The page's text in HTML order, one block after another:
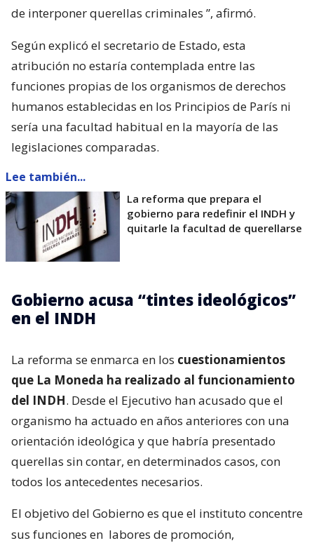
de interponer querellas criminales ”, afirmó.
Según explicó el secretario de Estado, esta
atribución no estaría contemplada entre las
funciones propias de los organismos de derechos
humanos establecidas en los Principios de París ni
sería una facultad habitual en la mayoría de las
legislaciones comparadas.
Lee también...
La reforma que prepara el
gobierno para redefinir el INDH y
quitarle la facultad de querellarse
Gobierno acusa “tintes ideológicos”
en el INDH
La reforma se enmarca en los cuestionamientos
que La Moneda ha realizado al funcionamiento
del INDH. Desde el Ejecutivo han acusado que el
organismo ha actuado en años anteriores con una
orientación ideológica y que habría presentado
querellas sin contar, en determinados casos, con
todos los antecedentes necesarios.
El objetivo del Gobierno es que el instituto concentre
sus funciones en labores de promoción,